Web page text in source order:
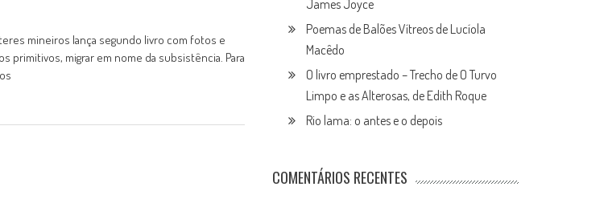
mineiros lança segundo livro com fotos e
primitivos, migrar em nome da subsistência. Para
James Joyce
Poemas de Balões Vítreos de Lucíola
Macêdo
O livro emprestado – Trecho de O Turvo
Limpo e as Alterosas, de Edith Roque
Rio lama: o antes e o depois
COMENTÁRIOS RECENTES